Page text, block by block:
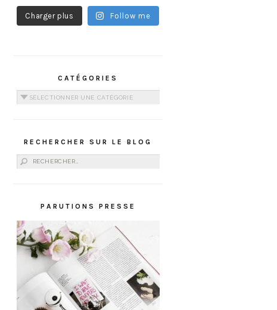
Charger plus Follow me
CATÉGORIES
Catégories
RECHERCHER SUR LE BLOG
Rechercher :
PARUTIONS PRESSE